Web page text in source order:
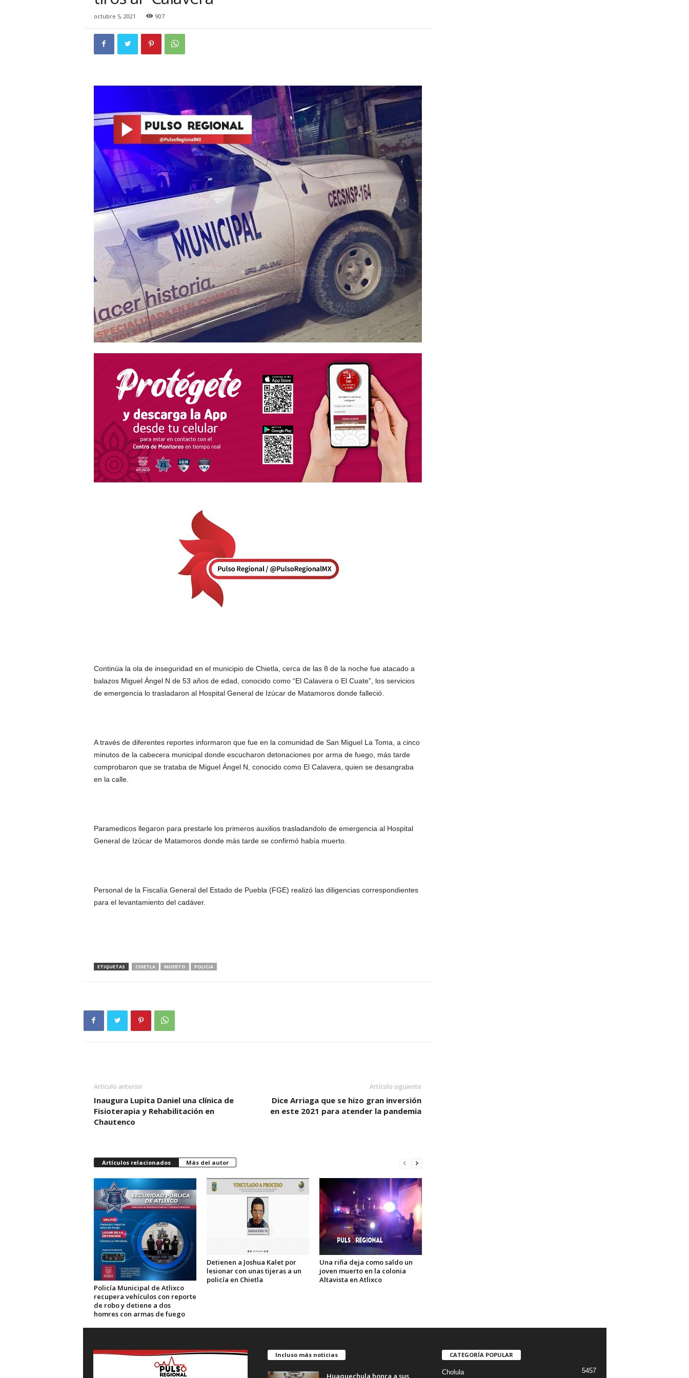
octubre 5, 2021 907
Continúa la ola de inseguridad en el municipio de Chietla, cerca de las 8 de la noche fue atacado a
balazos Miguel Ángel N de 53 años de edad, conocido como “El Calavera o El Cuate”, los servicios
de emergencia lo trasladaron al Hospital General de Izúcar de Matamoros donde falleció.
A través de diferentes reportes informaron que fue en la comunidad de San Miguel La Toma, a cinco
minutos de la cabecera municipal donde escucharon detonaciones por arma de fuego, más tarde
comprobaron que se trataba de Miguel Ángel N, conocido como El Calavera, quien se desangraba
en la calle.
Paramedicos llegaron para prestarle los primeros auxilios trasladandolo de emergencia al Hospital
General de Izúcar de Matamoros donde más tarde se confirmó había muerto.
Personal de la Fiscalía General del Estado de Puebla (FGE) realizó las diligencias correspondientes
para el levantamiento del cadáver.
ETIQUETAS CHIETLA MUERTO POLICIA
Artículo anterior
Inaugura Lupita Daniel una clínica de
Fisioterapia y Rehabilitación en
Chautenco
Artículo siguiente
Dice Arriaga que se hizo gran inversión
en este 2021 para atender la pandemia
Artículos relacionados Más del autor
Policía Municipal de Atlixco
recupera vehículos con reporte
de robo y detiene a dos
homres con armas de fuego
Detienen a Joshua Kalet por
lesionar con unas tijeras a un
policía en Chietla
Una riña deja como saldo un
joven muerto en la colonia
Altavista en Atlixco
Incluso más noticias
Huaquechula honra a sus
CATEGORÍA POPULAR
Cholula 5457